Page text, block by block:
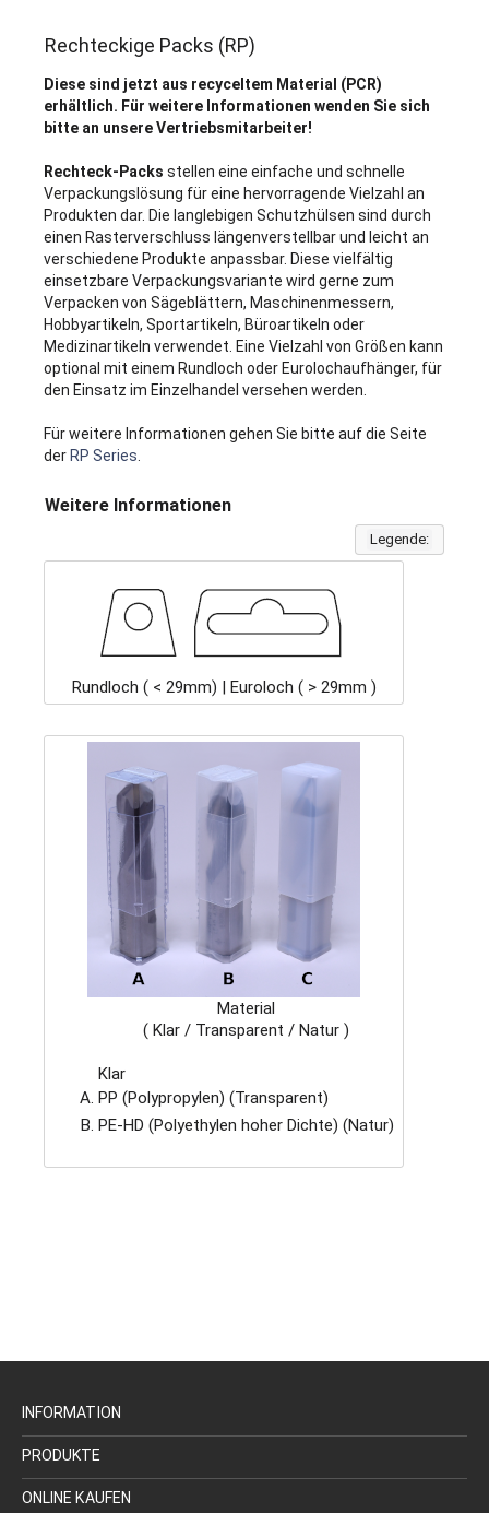
Rechteckige Packs (RP)
Diese sind jetzt aus recyceltem Material (PCR)
erhältlich. Für weitere Informationen wenden Sie sich
bitte an unsere Vertriebsmitarbeiter!
Rechteck-Packs stellen eine einfache und schnelle
Verpackungslösung für eine hervorragende Vielzahl an
Produkten dar. Die langlebigen Schutzhülsen sind durch
einen Rasterverschluss längenverstellbar und leicht an
verschiedene Produkte anpassbar. Diese vielfältig
einsetzbare Verpackungsvariante wird gerne zum
Verpacken von Sägeblättern, Maschinenmessern,
Hobbyartikeln, Sportartikeln, Büroartikeln oder
Medizinartikeln verwendet. Eine Vielzahl von Größen kann
optional mit einem Rundloch oder Eurolochaufhänger, für
den Einsatz im Einzelhandel versehen werden.
Für weitere Informationen gehen Sie bitte auf die Seite
der RP Series.
Weitere Informationen
Legende:
Rundloch ( < 29mm) | Euroloch ( > 29mm )
Material
( Klar / Transparent / Natur )
Klar
PP (Polypropylen) (Transparent)
PE-HD (Polyethylen hoher Dichte) (Natur)
INFORMATION
PRODUKTE
ONLINE KAUFEN